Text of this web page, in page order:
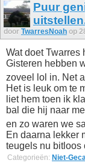
Puur
door TwarresNoah op
Wat doet Twarres
Gisteren hebben
zoveel lol in. Net
Het is leuk om te
liet hem toen ik
bal die hij naar
en zo waren we
En daarna lekker
teugels nu bitloos
Categorieën: Niet-